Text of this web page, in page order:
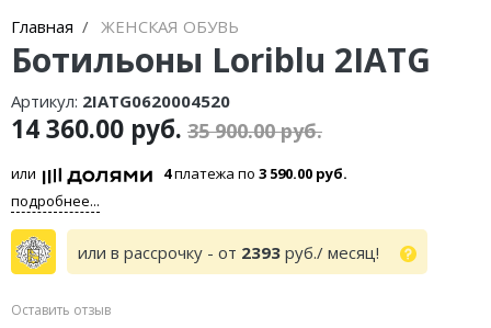
Главная ЖЕНСКАЯ ОБУВЬ
Ботильоны Loriblu 2IATG
Артикул: 2IATG0620004520
14 360.00 руб. 35 900.00 руб.
или 4платежа по 3 590.00 руб.
подробнее...
или в рассрочку - от 2393 руб./ месяц!
Оставить отзыв